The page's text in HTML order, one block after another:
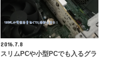
2016.7.8
スリムPCや小型PCでも入るグラ